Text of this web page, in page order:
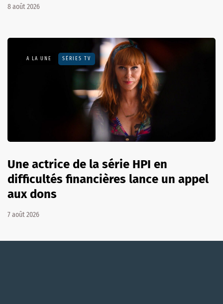
8 août 2026
A LA UNE SÉRIES TV
Une actrice de la série HPI en
difficultés financières lance un appel
aux dons
7 août 2026